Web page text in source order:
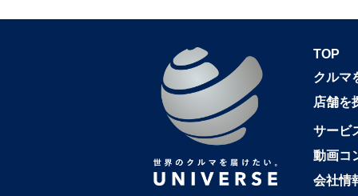
TOP
クルマ
店舗を
サービ
動画コ
会社情